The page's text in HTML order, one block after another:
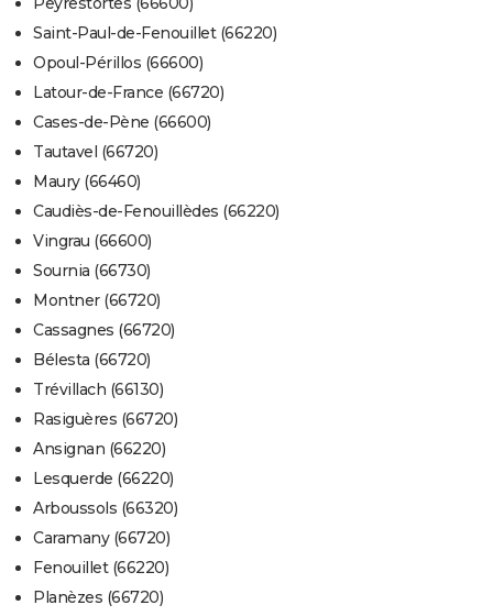
Saint-Paul-de-Fenouillet (66220)
Opoul-Périllos (66600)
Latour-de-France (66720)
Cases-de-Pène (66600)
Tautavel (66720)
Maury (66460)
Caudiès-de-Fenouillèdes (66220)
Vingrau (66600)
Sournia (66730)
Montner (66720)
Cassagnes (66720)
Bélesta (66720)
Trévillach (66130)
Rasiguères (66720)
Ansignan (66220)
Lesquerde (66220)
Arboussols (66320)
Caramany (66720)
Fenouillet (66220)
Planèzes (66720)